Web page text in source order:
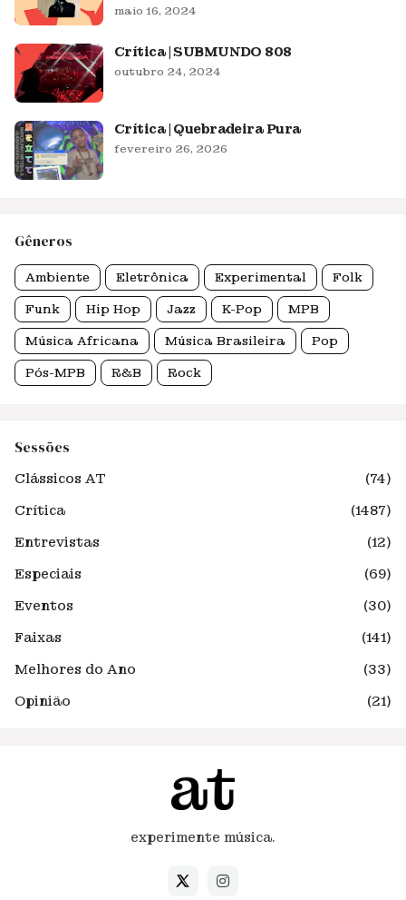
maio 16, 2024
Crítica | SUBMUNDO 808
outubro 24, 2024
Crítica | Quebradeira Pura
fevereiro 26, 2026
Gêneros
Ambiente Eletrônica Experimental Folk
Funk Hip Hop Jazz K-Pop MPB
Música Africana Música Brasileira Pop
Pós-MPB R&B Rock
Sessões
Clássicos AT
(74)
Crítica
(1487)
Entrevistas
(12)
Especiais
(69)
Eventos
(30)
Faixas
(141)
Melhores do Ano
(33)
Opinião
(21)
experimente música.